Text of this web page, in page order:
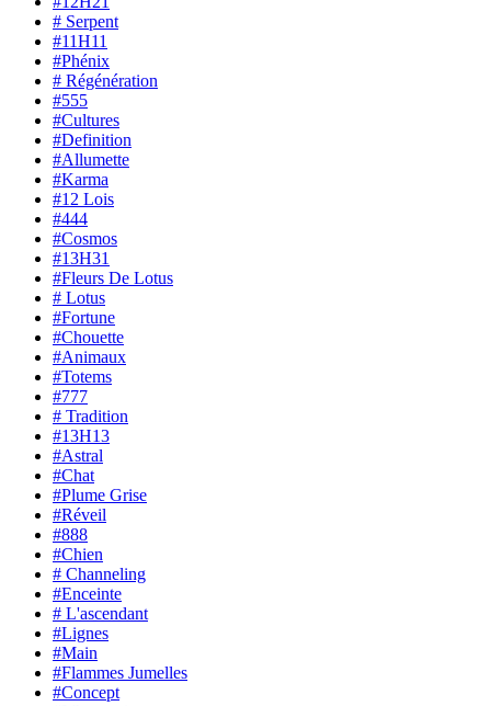
# Serpent
#11H11
#Phénix
# Régénération
#555
#Cultures
#Definition
#Allumette
#Karma
#12 Lois
#444
#Cosmos
#13H31
#Fleurs De Lotus
# Lotus
#Fortune
#Chouette
#Animaux
#Totems
#777
# Tradition
#13H13
#Astral
#Chat
#Plume Grise
#Réveil
#888
#Chien
# Channeling
#Enceinte
# L'ascendant
#Lignes
#Main
#Flammes Jumelles
#Concept